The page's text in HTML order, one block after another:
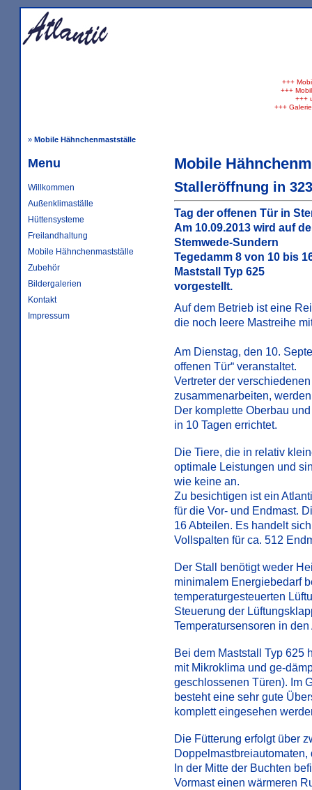
+++
+++
+++
+++Galerie
» Mobile Hähnchenmastställe
Menu
Willkommen
Außenklimaställe
Hüttensysteme
Freilandhaltung
Mobile Hähnchenmastställe
Zubehör
Bildergalerien
Kontakt
Impressum
Mobile
Stalleröffnung in
Tag der offenen Tür in
Am 10.09.2013 wird auf
Stemwede-Sundern
Tegedamm 8 von 10 bis
Maststall Typ 625
vorgestellt.
Auf dem Betrieb ist eine
die noch leere Mastreihe
Am Dienstag, den 10.
offenen Tür“ veranstaltet.
Vertreter der
zusammenarbeiten,
Der komplette Oberbau
in 10 Tagen errichtet.
Die Tiere, die in relativ
optimale Leistungen und
wie keine an.
Zu besichtigen ist ein
für die Vor- und Endmast.
16 Abteilen. Es handelt
Vollspalten für ca. 512
Der Stall benötigt weder
minimalem Energiebedarf
temperaturgesteuerten
Steuerung der
Temperatursensoren in
Bei dem Maststall Typ 625
mit Mikroklima und ge-
geschlossenen Türen). Im
besteht eine sehr gute
komplett eingesehen
Die Fütterung erfolgt über
In der Mitte der Buchten
Vormast einen wärmeren